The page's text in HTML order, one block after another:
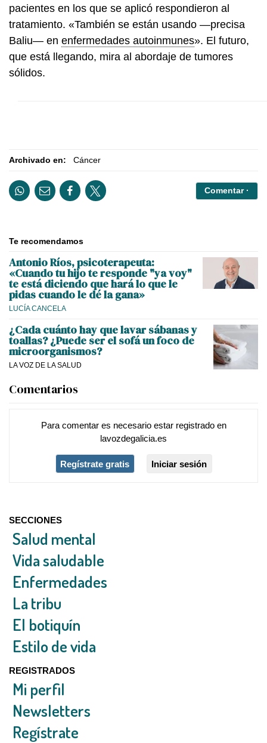
pacientes en los que se aplicó respondieron al
tratamiento. «También se están usando —precisa
Baliu— en enfermedades autoinmunes». El futuro,
que está llegando, mira al abordaje de tumores
sólidos.
Archivado en: Cáncer
Comentar ·
Te recomendamos
Antonio Ríos, psicoterapeuta:
«Cuando tu hijo te responde "ya voy"
te está diciendo que hará lo que le
pidas cuando le dé la gana»
LUCÍA CANCELA
¿Cada cuánto hay que lavar sábanas y
toallas? ¿Puede ser el sofá un foco de
microorganismos?
LA VOZ DE LA SALUD
Comentarios
Para comentar es necesario estar registradoen
lavozdegalicia.es
Regístrate gratis Iniciar sesión
SECCIONES
Salud mental
Vida saludable
Enfermedades
La tribu
El botiquín
Estilo de vida
REGISTRADOS
Mi perfil
Newsletters
Regístrate